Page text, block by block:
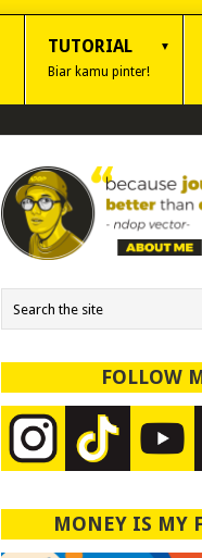
TUTORIAL
Biar kamu pinter!
FOLLOW
MONEY IS MY